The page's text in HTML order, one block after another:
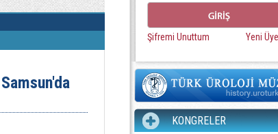
Şifremi Unuttum Yeni
KONGRELER